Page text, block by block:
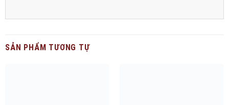
SẢN PHẨM TƯƠNG TỰ